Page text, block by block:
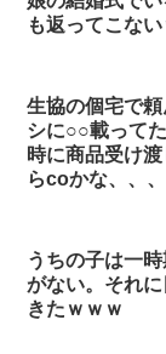
も返ってこな
生協の個宅で
シに○○載って
時に商品受け
らcoかな、、、
うちの子は一
がない。それ
きたｗｗｗ